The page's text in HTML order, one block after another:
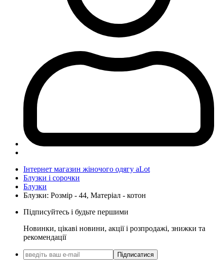
Інтернет магазин жіночого одягу aLot
Блузки і сорочки
Блузки
Блузки: Розмір - 44, Матеріал - котон
Підписуйтесь і будьте першими
Новинки, цікаві новини, акції і розпродажі, знижки та
рекомендації
Підписатися